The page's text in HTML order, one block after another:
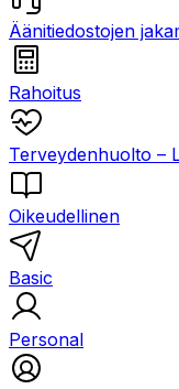
Äänitiedostojen
Rahoitus
Terveydenhuolto –
Oikeudellinen
Basic
Personal